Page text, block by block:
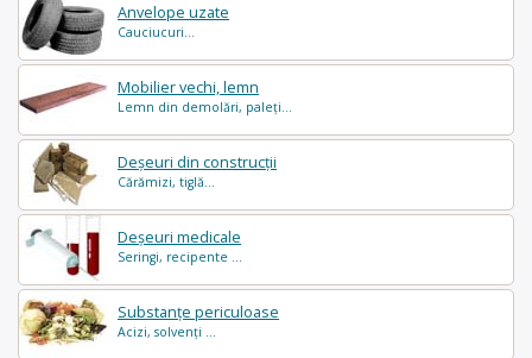
Anvelope uzate
Cauciucuri...
Mobilier vechi, lemn
Lemn din demolări, paleți...
Deșeuri din construcții
Cărămizi, tiglă...
Deșeuri medicale
Seringi, recipente ...
Substanțe periculoase
Acizi, solvenți ...